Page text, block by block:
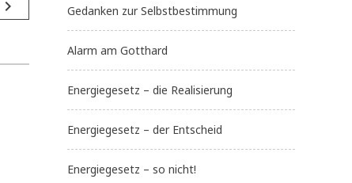
navigate_next Gedanken zur Selbstbestimmung
Alarm am Gotthard
Energiegesetz – die Realisierung
Energiegesetz – der Entscheid
Energiegesetz – so nicht!